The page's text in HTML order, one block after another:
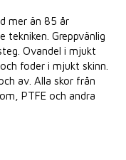
mer än 85 år
tekniken. Greppvänlig
Ovandel i mjukt
foder i mjukt skinn.
av. Alla skor från
PTFE och andra